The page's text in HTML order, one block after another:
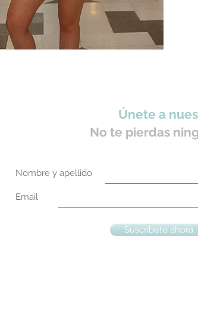
Únete a
No te pierdas
Nombre y apellido
Email
Suscríbete ahora